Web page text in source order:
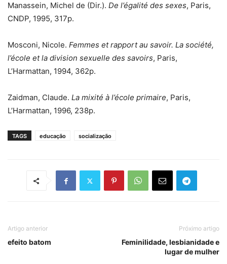
Manassein, Michel de (Dir.). De l’égalité des sexes, Paris,
CNDP, 1995, 317p.
Mosconi, Nicole. Femmes et rapport au savoir. La société,
l’école et la division sexuelle des savoirs, Paris,
L’Harmattan, 1994, 362p.
Zaidman, Claude. La mixité à l’école primaire, Paris,
L’Harmattan, 1996, 238p.
TAGS educação socialização
Artigo anterior
efeito batom
Próximo artigo
Feminilidade, lesbianidade e
lugar de mulher